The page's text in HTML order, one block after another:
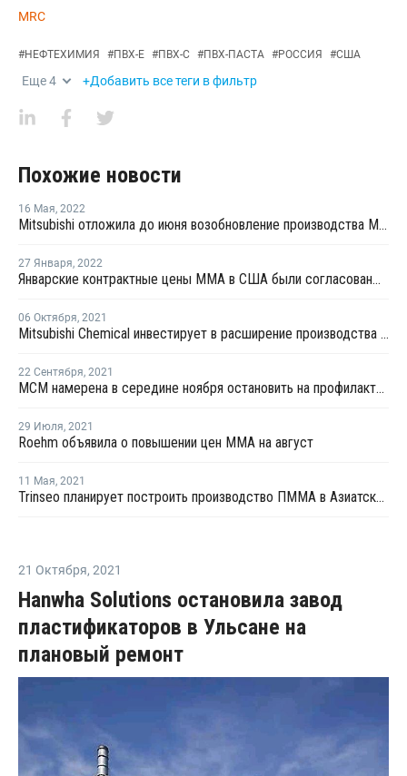
MRC
#НЕФТЕХИМИЯ #ПВХ-Е #ПВХ-С #ПВХ-ПАСТА #РОССИЯ #США
Еще4 +Добавить все теги в фильтр
Похожие новости
16 Мая, 2022
Mitsubishi отложила до июня возобновление производства ММА в Великобритании
27 Января, 2022
Январские контрактные цены MMA в США были согласованы на уровне прошлого месяца
06 Октября, 2021
Mitsubishi Chemical инвестирует в расширение производства полиэфирной пленки в Германии
22 Сентября, 2021
MCM намерена в середине ноября остановить на профилактику производство ММА в Шанхае
29 Июля, 2021
Roehm объявила о повышении цен MMA на август
11 Мая, 2021
Trinseo планирует построить производство ПММА в Азиатско-Тихоокеанском регионе
21 Октября, 2021
Hanwha Solutions остановила завод
пластификаторов в Ульсане на
плановый ремонт